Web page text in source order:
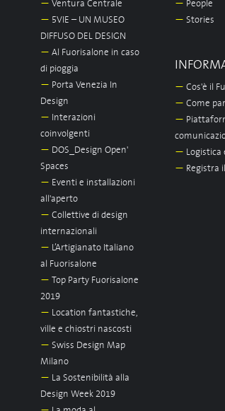
— Ventura Centrale
— 5VIE – UN MUSEO
DIFFUSO DEL DESIGN
— Al Fuorisalone in caso
di pioggia
— Porta Venezia In
Design
— Interazioni
coinvolgenti
— DOS_Design Open'
Spaces
— Eventi e installazioni
all'aperto
— Collettive di design
internazionali
— L’Artigianato Italiano
al Fuorisalone
— Top Party Fuorisalone
2019
— Location fantastiche,
ville e chiostri nascosti
— Swiss Design Map
Milano
— La Sostenibilità alla
Design Week 2019
— People
— Stories
— Cos'è il
— Come
—
— Logistica
— Registra